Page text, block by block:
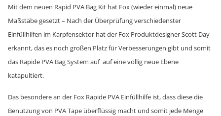
Mit dem neuen Rapid PVA Bag Kit hat Fox (wieder einmal) neue
Maßstäbe gesetzt – Nach der Überprüfung verschiedenster
Einfüllhilfen im Karpfensektor hat der Fox Produktdesigner Scott Day
erkannt, das es noch großen Platz für Verbesserungen gibt und somit
das Rapide PVA Bag System auf auf eine völlig neue Ebene
katapultiert.
Das besondere an der Fox Rapide PVA Einfüllhilfe ist, dass diese die
Benutzung von PVA Tape überflüssig macht und somit jede Menge